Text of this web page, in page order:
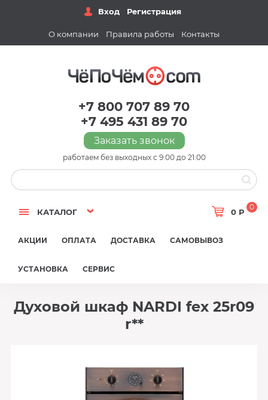
Вход Регистрация
О компании Правила работы Контакты
+7 800 707 89 70
+7 495 431 89 70
Заказать звонок
работаем без выходных с 9:00 до 21:00
КАТАЛОГ 0 Р
0
АКЦИИ ОПЛАТА ДОСТАВКА САМОВЫВОЗ
УСТАНОВКА СЕРВИС
Духовой шкаф NARDI fex 25r09
r**